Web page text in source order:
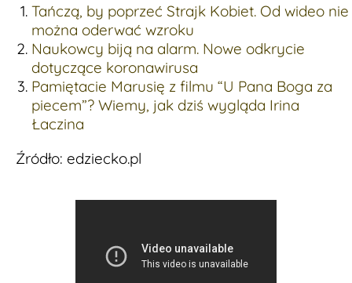
Tańczą, by poprzeć Strajk Kobiet. Od wideo nie
można oderwać wzroku
Naukowcy biją na alarm. Nowe odkrycie
dotyczące koronawirusa
Pamiętacie Marusię z filmu “U Pana Boga za
piecem”? Wiemy, jak dziś wygląda Irina
Łaczina
Źródło: edziecko.pl